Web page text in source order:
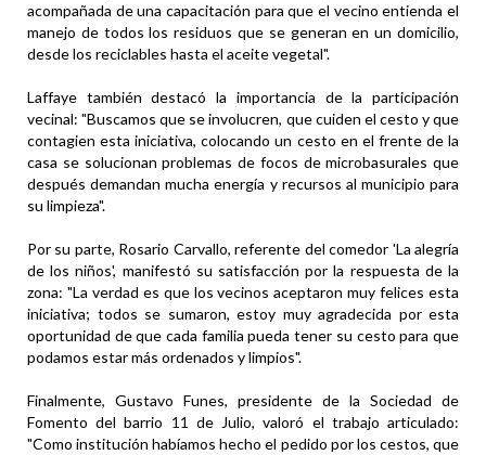
acompañada de una capacitación para que el vecino entienda el
manejo de todos los residuos que se generan en un domicilio,
desde los reciclables hasta el aceite vegetal".
Laffaye también destacó la importancia de la participación
vecinal: "Buscamos que se involucren, que cuiden el cesto y que
contagien esta iniciativa, colocando un cesto en el frente de la
casa se solucionan problemas de focos de microbasurales que
después demandan mucha energía y recursos al municipio para
su limpieza".
Por su parte, Rosario Carvallo, referente del comedor 'La alegría
de los niños', manifestó su satisfacción por la respuesta de la
zona: "La verdad es que los vecinos aceptaron muy felices esta
iniciativa; todos se sumaron, estoy muy agradecida por esta
oportunidad de que cada familia pueda tener su cesto para que
podamos estar más ordenados y limpios".
Finalmente, Gustavo Funes, presidente de la Sociedad de
Fomento del barrio 11 de Julio, valoró el trabajo articulado:
"Como institución habíamos hecho el pedido por los cestos, que